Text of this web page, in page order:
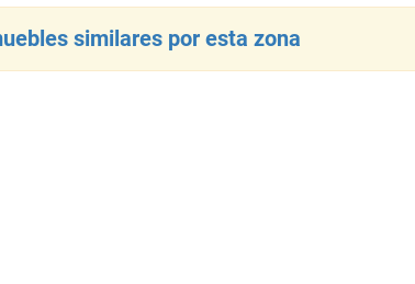
similares por esta zona